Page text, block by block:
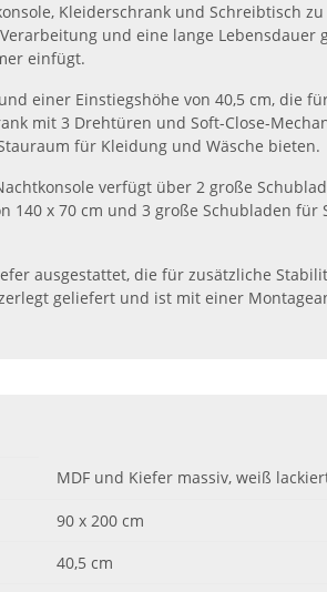
Kleiderschrank und Schreibtisch
und eine lange
einfügt.
einer Einstiegshöhe von 40,5 cm, die
mit 3 Drehtüren und Soft-Close-
für Kleidung und Wäsche bieten.
verfügt über 2 große
x 70 cm und 3 große Schubladen
ausgestattet, die für zusätzliche
geliefert und ist mit einer
MDF und Kiefer massiv, weiß
90 x 200 cm
40,5 cm